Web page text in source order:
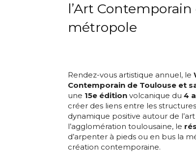
Nom
l’Art
métropole
Rendez-vous artistique annuel, le
Contemporain de Toulouse et
une 15e édition volcanique du 4
créer des liens entre les
dynamique positive autour de
l’agglomération toulousaine, le
d’arpenter à pieds ou en bus la
création contemporaine.